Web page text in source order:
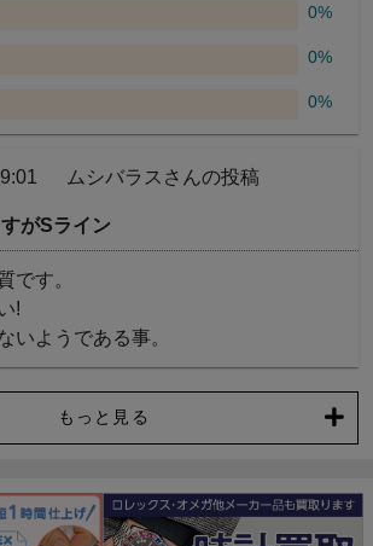
0%
0%
0%
ムシバラスさんの投稿
がSライン
です。
!
いようである事。
もっと見る